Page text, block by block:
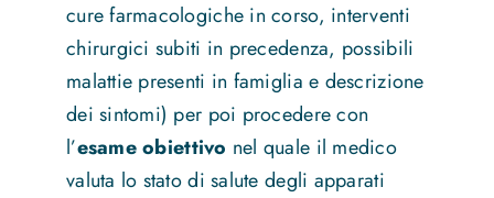
cure farmacologiche in corso, interventi
chirurgici subiti in precedenza, possibili
malattie presenti in famiglia e descrizione
dei sintomi) per poi procedere con
l’esame obiettivo nel quale il medico
valuta lo stato di salute degli apparati